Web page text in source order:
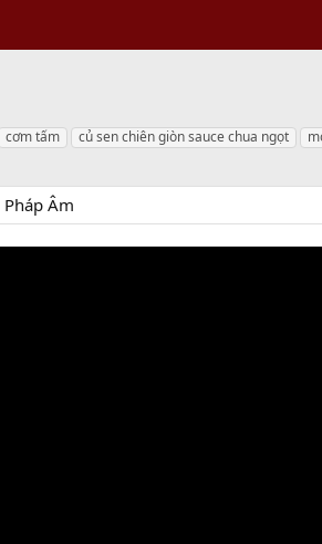
cơm tấm củ sen chiên giòn sauce chua ngọt
Âm